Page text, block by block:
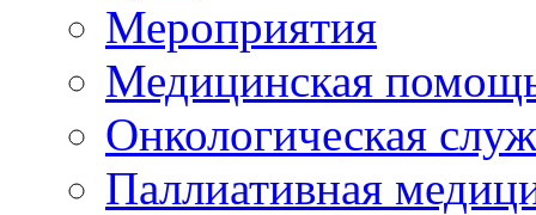
Мероприятия
Медицинская
Онкологическая
Паллиативная